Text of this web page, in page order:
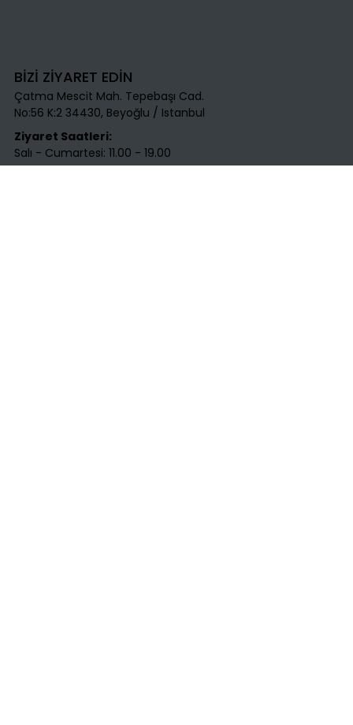
BİZİ ZİYARET EDİN
Çatma Mescit Mah. Tepebaşı Cad.
No:56 K:2 34430, Beyoğlu / Istanbul​
Ziyaret Saatleri:
Salı - Cumartesi: 11.00 - 19.00